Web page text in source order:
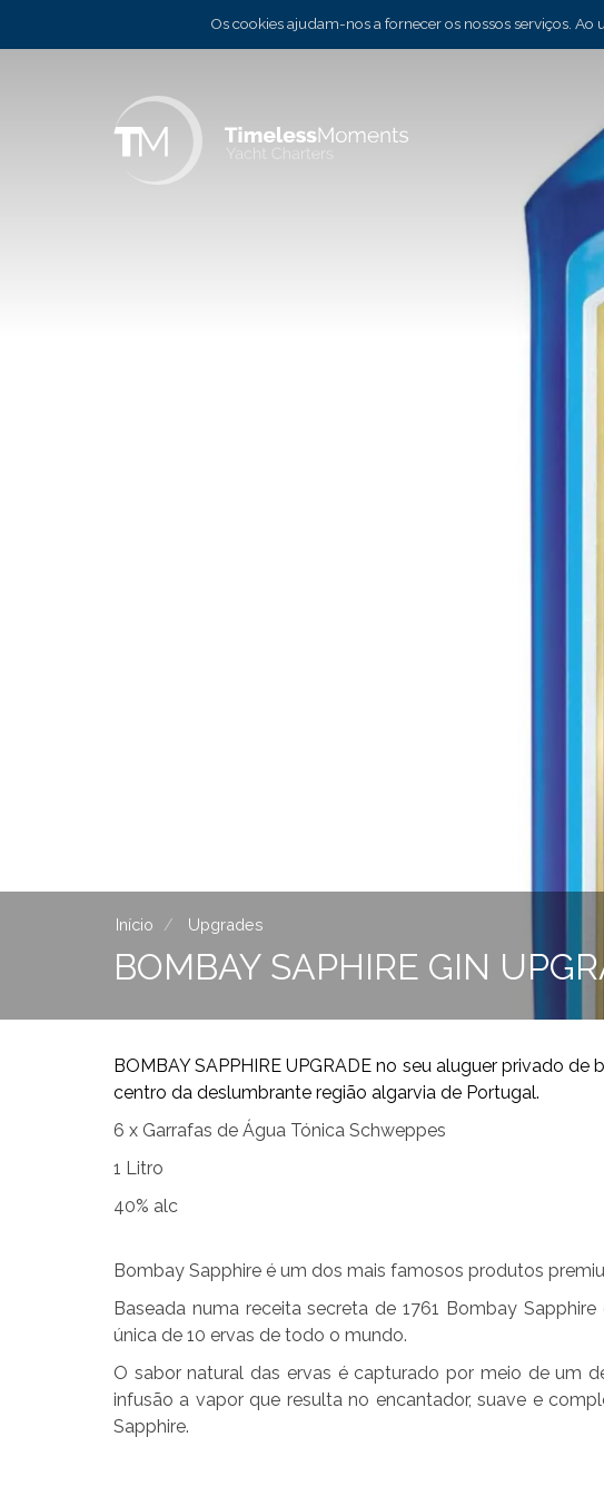
Os cookies ajudam-nos a fornecer os nossos serviços.
Início Upgrades
BOMBAY SAPHIRE GIN
BOMBAY SAPPHIRE UPGRADE no seu aluguer privado
centro da deslumbrante região algarvia de Portugal.
6 x Garrafas de Água Tónica Schweppes
1 Litro
40% alc
Bombay Sapphire é um dos mais famosos produtos
Baseada numa receita secreta de 1761 Bombay
única de 10 ervas de todo o mundo.
O sabor natural das ervas é capturado por meio de um
infusão a vapor que resulta no encantador, suave e
Sapphire.